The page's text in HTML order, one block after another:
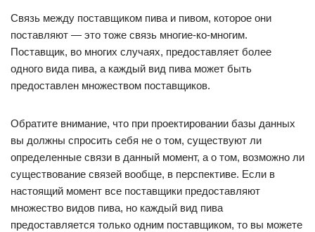
Связь между поставщиком пива и пивом, которое они
поставляют — это тоже связь многие-ко-многим.
Поставщик, во многих случаях, предоставляет более
одного вида пива, а каждый вид пива может быть
предоставлен множеством поставщиков.
Обратите внимание, что при проектировании базы данных
вы должны спросить себя не о том, существуют ли
определенные связи в данный момент, а о том, возможно ли
существование связей вообще, в перспективе. Если в
настоящий момент все поставщики предоставляют
множество видов пива, но каждый вид пива
предоставляется только одним поставщиком, то вы можете